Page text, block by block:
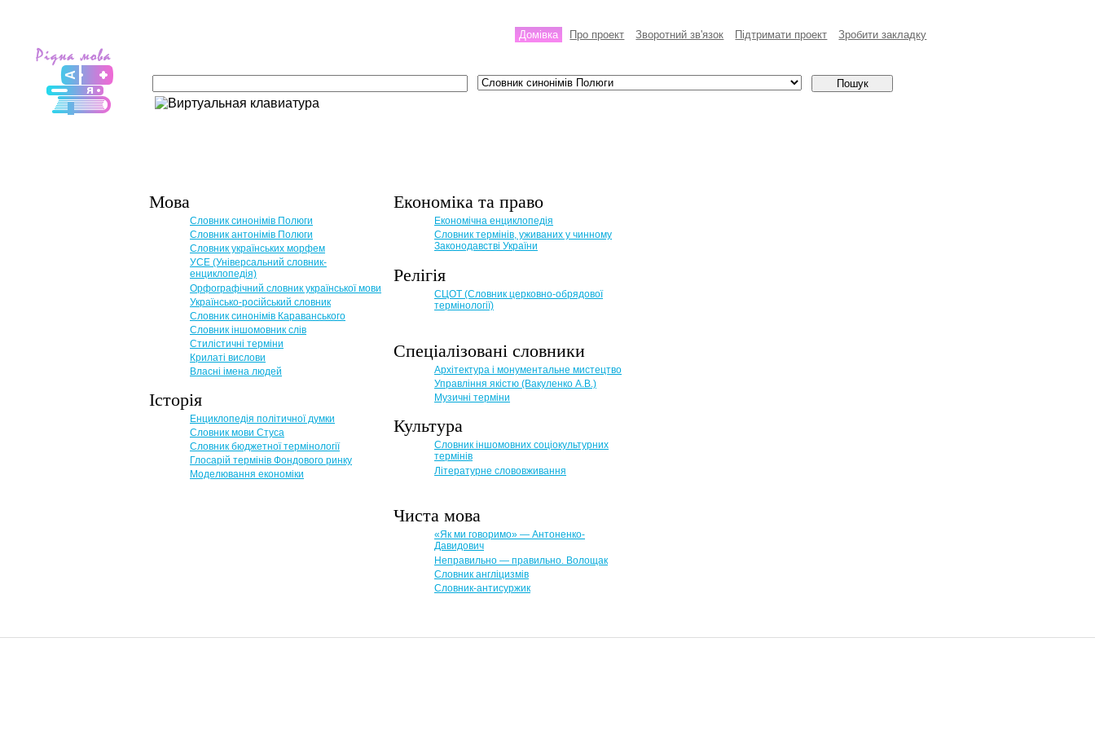
Домівка Про проект Зворотний зв'язок Пiдтримати проект Зробити закладку
Мова
Словник синонімів Полюги
Словник антонімів Полюги
Словник українських морфем
УСЕ (Універсальний словник-
енциклопедія)
Орфографічний словник української мови
Українсько-російський словник
Словник синонімів Караванського
Словник іншомовник слів
Стилістичні терміни
Крилаті вислови
Власні імена людей
Історія
Енциклопедія політичної думки
Словник мови Стуса
Словник бюджетної термінології
Глосарій термінів Фондового ринку
Моделювання економіки
Економіка та право
Eкономічна енциклопедія
Словник термінів, уживаних у чинному
Законодавстві України
Релігія
СЦОТ (Словник церковно-обрядової
термінології)
Спеціалізовані словники
Архітектура і монументальне мистецтво
Управління якістю (Вакуленко А.В.)
Музичні терміни
Культура
Словник іншомовних соціокультурних
термінів
Літературне слововживання
Чиста мова
«Як ми говоримо» — Антоненко-
Давидович
Неправильно — правильно. Волощак
Словник англіцизмів
Словник-антисуржик